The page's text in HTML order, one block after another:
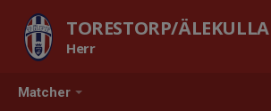
Matcher
TORESTORP/ÄLEKULLA
Herr